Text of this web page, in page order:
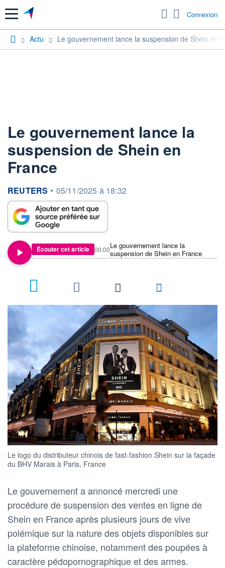
Menu Connexion
Actu Le gouvernement lance la suspension de Shein en
Le gouvernement lance la
suspension de Shein en
France
information fournie par
REUTERS • 05/11/2025 à 18:32
Écouter cet article
Le gouvernement lance la
suspension de Shein en France
00:00
12
Le logo du distributeur chinois de fast-fashion Shein sur la façade
du BHV Marais à Paris, France
Le gouvernement a annoncé mercredi une
procédure de suspension des ventes en ligne de
Shein en France après plusieurs jours de vive
polémique sur la nature des objets disponibles sur
la plateforme chinoise, notamment des poupées à
caractère pédopornographique et des armes.